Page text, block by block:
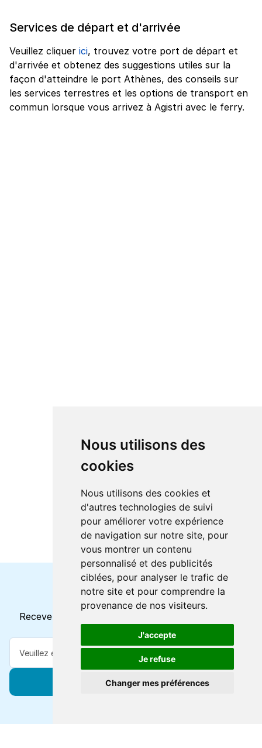
Nous utilisons des
cookies
Nous utilisons des cookies et
d'autres technologies de suivi
pour améliorer votre expérience
de navigation sur notre site, pour
vous montrer un contenu
personnalisé et des publicités
ciblées, pour analyser le trafic de
notre site et pour comprendre la
provenance de nos visiteurs.
J'accepte
Je refuse
Changer mes préférences
Services de départ et d'arrivée
Veuillez cliquer ici, trouvez votre port de départ et
d'arrivée et obtenez des suggestions utiles sur la
façon d'atteindre le port Athènes, des conseils sur
les services terrestres et les options de transport en
commun lorsque vous arrivez à Agistri avec le ferry.
Horaires et offres actuels
Recevez toutes les mises à jour dans votre e-mail
S'abonner